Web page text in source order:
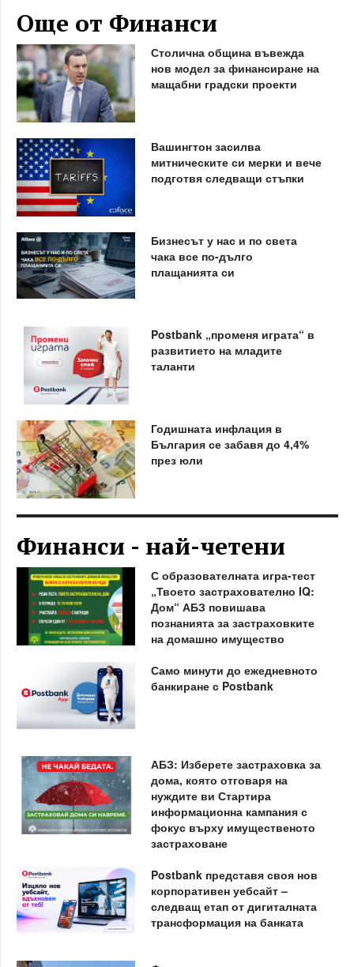
Още от Финанси
Столична община въвежда
нов модел за финансиране на
мащабни градски проекти
Вашингтон засилва
митническите си мерки и вече
подготвя следващи стъпки
Бизнесът у нас и по света
чака все по-дълго
плащанията си
Postbank „променя играта“ в
развитието на младите
таланти
Годишната инфлация в
България се забавя до 4,4%
през юли
Финанси - най-четени
С образователната игра-тест
„Твоето застрахователно IQ:
Дом“ АБЗ повишава
познанията за застраховките
на домашно имущество
Само минути до ежедневното
банкиране с Postbank
АБЗ: Изберете застраховка за
дома, която отговаря на
нуждите ви Стартира
информационна кампания с
фокус върху имущественото
застраховане
Postbank представя своя нов
корпоративен уебсайт –
следващ етап от дигиталната
трансформация на банката